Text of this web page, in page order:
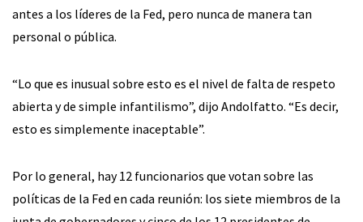
antes a los líderes de la Fed, pero nunca de manera tan
personal o pública.
“Lo que es inusual sobre esto es el nivel de falta de respeto
abierta y de simple infantilismo”, dijo Andolfatto. “Es decir,
esto es simplemente inaceptable”.
Por lo general, hay 12 funcionarios que votan sobre las
políticas de la Fed en cada reunión: los siete miembros de la